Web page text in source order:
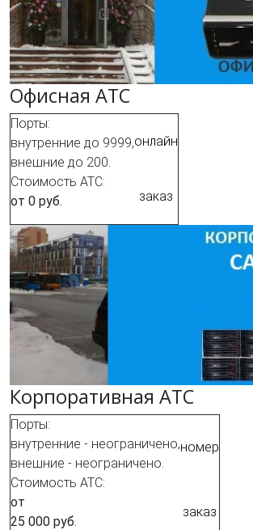
Офисная АТС
Порты:
внутренние до 9999,
внешние до 200.
Стоимость АТС:
от 0 руб.
онлайн
заказ
Корпоративная АТС
Порты:
внутренние - неограничено,
внешние - неограничено.
Стоимость АТС:
от
25 000 руб.
номер
заказ